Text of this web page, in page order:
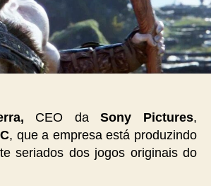
CEO daSony Pictures,
, que a empresa está produzindo
seriados dos jogos originais do